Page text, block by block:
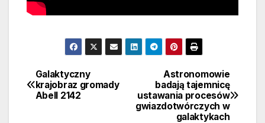
Nawigacja
wpisu
Astronomowie
badają tajemnicę
ustawania procesów
gwiazdotwórczych w
galaktykach
Galaktyczny
krajobraz gromady
Abell 2142